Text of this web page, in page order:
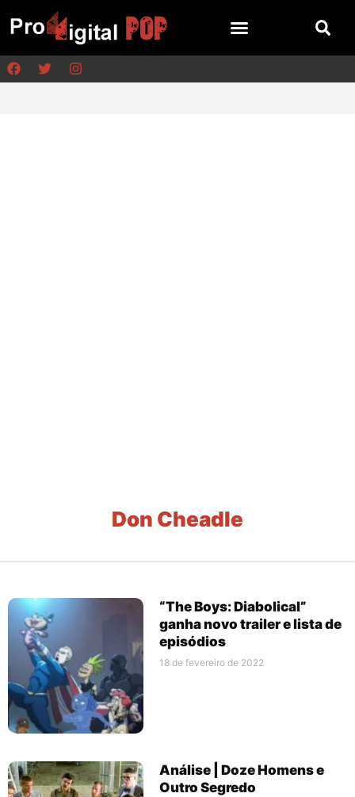
Don Cheadle
“The Boys: Diabolical”
ganha novo trailer e lista de
episódios
18 de fevereiro de 2022
Análise | Doze Homens e
Outro Segredo